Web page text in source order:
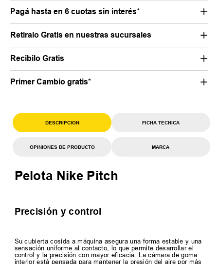
Pagá hasta en 6 cuotas sin interés*
Retiralo Gratis en nuestras sucursales
Recibilo Gratis
Primer Cambio gratis*
DESCRIPCION FICHA TECNICA
OPINIONES DE PRODUCTO MARCA
Pelota Nike Pitch
Precisión y control
Su cubierta cosida a máquina asegura una forma estable y una
sensación uniforme al contacto, lo que permite desarrollar el
control y la precisión con mayor eficacia. La cámara de goma
interior está pensada para mantener la presión del aire por más